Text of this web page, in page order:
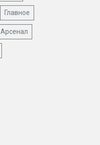
Главное
Арсенал